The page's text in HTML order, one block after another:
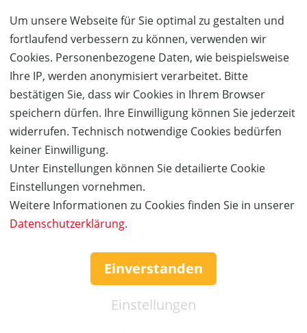
Um unsere Webseite für Sie optimal zu gestalten und
fortlaufend verbessern zu können, verwenden wir
Cookies. Personenbezogene Daten, wie beispielsweise
Ihre IP, werden anonymisiert verarbeitet. Bitte
bestätigen Sie, dass wir Cookies in Ihrem Browser
speichern dürfen. Ihre Einwilligung können Sie jederzeit
widerrufen. Technisch notwendige Cookies bedürfen
keiner Einwilligung.
Unter Einstellungen können Sie detailierte Cookie
Einstellungen vornehmen.
Weitere Informationen zu Cookies finden Sie in unserer
Datenschutzerklärung.
Einverstanden
Einstellungen
Seit vielen Jahren ist unser Genießer-Brunch heiß
begehrt und bliebt. Wir bieten ein sehr reichhaltiges
Buffet mit mehr als 110 Komponenten an.
Zu unserem Buffet gehören neben verschiedenen Brot-
& Brötchenvariationen und frisch gebackenen
Croissants, auch eine Cerealien- & Müsli-Station,
leckere Konfitüren und Honig, eine reichhaltige
Auswahl an nationalen und internationalen Wurst- und
Schinkenspezialitäten, verschiedene Käsevariationen
aus aller Welt, eine Räucherfischauswahl,
Frühstücksalate, Serrano-Schinken, die Waffelstation,
Desserts, mindestens 5 warme Hauptgänge inkl.
Beilagen, Currywurst, Rührei & Bacon und vieles, vieles